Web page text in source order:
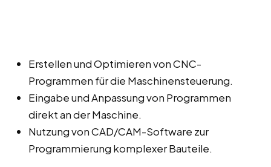
Erstellen und Optimieren von CNC-
Programmen für die Maschinensteuerung.
Eingabe und Anpassung von Programmen
direkt an der Maschine.
Nutzung von CAD/CAM-Software zur
Programmierung komplexer Bauteile.